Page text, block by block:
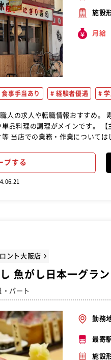
施設
月給
食事手当あり 経験者優遇 学
。 寿司店の料理長候補を募集します。 寿司のシャリは成形機
。 【主なお仕事】 ◇調理全般 ◇仕込み ◇食材の在庫チェック
当店での業務・作業については
プする
ント大阪店
魚がし日本一グラ
・パート
勤務
最寄
施設